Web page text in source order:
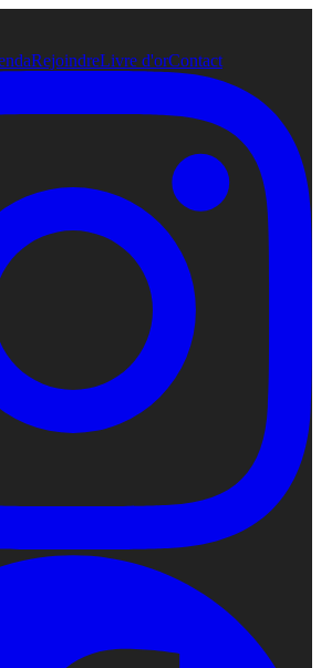
RejoindreLivre d'orContact